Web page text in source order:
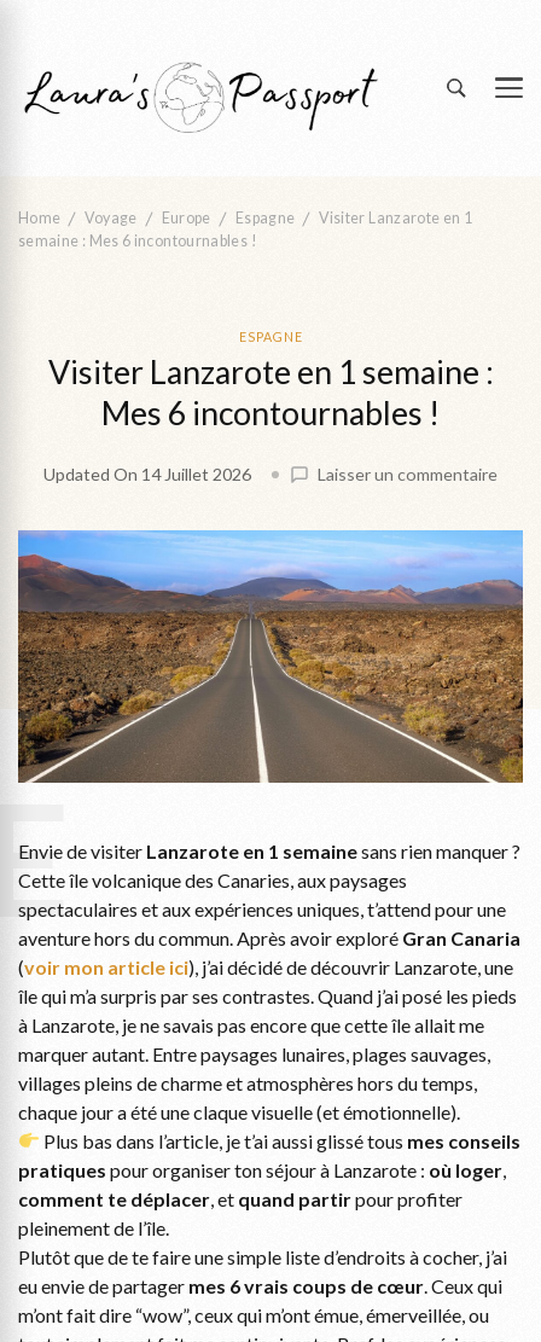
Home Voyage Europe Espagne
Visiter Lanzarote en 1
semaine : Mes 6 incontournables !
ESPAGNE
Visiter Lanzarote en 1 semaine :
Mes 6 incontournables !
Updated On 14 Juillet 2026 Laisser un commentaireon
en
1
:
Mes
6
!
Envie de visiter Lanzarote en 1 semainesans rien manquer ?
Cette île volcanique des Canaries, aux paysages
spectaculaires et aux expériences uniques, t’attend pour une
aventure hors du commun. Après avoir exploré Gran Canaria
(voir mon article ici), j’ai décidé de découvrir Lanzarote, une
île qui m’a surpris par ses contrastes. Quand j’ai posé les pieds
à Lanzarote, je ne savais pas encore que cette île allait me
marquer autant. Entre paysages lunaires, plages sauvages,
villages pleins de charme et atmosphères hors du temps,
chaque jour a été une claque visuelle (et émotionnelle).
Plus bas dans l’article, je t’ai aussi glissé tous mes conseils
pratiques pour organiser ton séjour à Lanzarote : où loger
comment te déplacer , et quand partirpour profiter
pleinement de l’île.
Plutôt que de te faire une simple liste d’endroits à cocher, j’ai
eu envie de partager mes 6 vrais coups de cœur . Ceux qui
m’ont fait dire “wow”, ceux qui m’ont émue, émerveillée, ou